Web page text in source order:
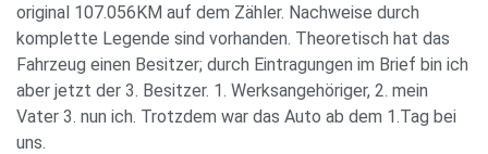
original 107.056KM auf dem Zähler. Nachweise durch
komplette Legende sind vorhanden. Theoretisch hat das
Fahrzeug einen Besitzer; durch Eintragungen im Brief bin ich
aber jetzt der 3. Besitzer. 1. Werksangehöriger, 2. mein
Vater 3. nun ich. Trotzdem war das Auto ab dem 1.Tag bei
uns.